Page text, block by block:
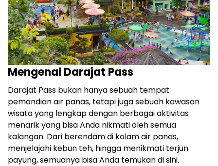
Mengenal Darajat Pass
Darajat Pass bukan hanya sebuah tempat
pemandian air panas, tetapi juga sebuah kawasan
wisata yang lengkap dengan berbagai aktivitas
menarik yang bisa Anda nikmati oleh semua
kalangan. Dari berendam di kolam air panas,
menjelajahi kebun teh, hingga menikmati terjun
payung, semuanya bisa Anda temukan di sini.